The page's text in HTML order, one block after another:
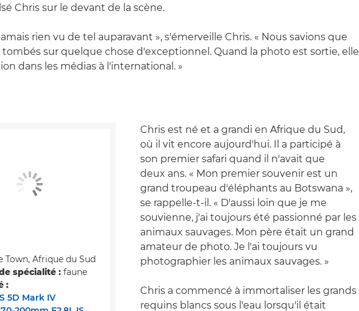
Chris sur le devant de la scène.
rien vu de tel auparavant », s'émerveille Chris. « Nous savions que
sur quelque chose d'exceptionnel. Quand la photo est sortie, elle
dans les médias à l'international. »
Chris est né et a grandi en Afrique du Sud,
où il vit encore aujourd'hui. Il a participé à
son premier safari quand il n'avait que
deux ans. « Mon premier souvenir est un
grand troupeau d'éléphants au Botswana »,
se rappelle-t-il. « D'aussi loin que je me
souvienne, j'ai toujours été passionné par les
animaux sauvages. Mon père était un grand
amateur de photo. Je l'ai toujours vu
photographier les animaux sauvages. »
Chris a commencé à immortaliser les grands
requins blancs sous l'eau lorsqu'il était
Town, Afrique du Sud
spécialité : faune
:
5D Mark IV